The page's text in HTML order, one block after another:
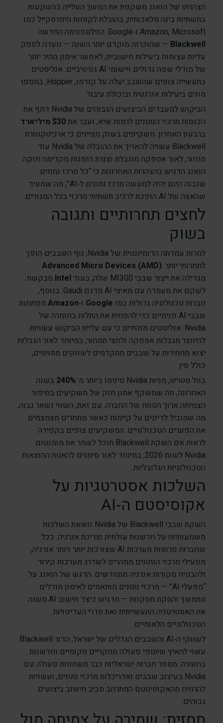
הצהרתו של הואנג משקפת את המשך העלייה בהשקעות
בתשתיות בינה מלאכותית, בהובלת לקוחות היפרסקייל כמו
Amazon, Microsoft ו‑Google. הפלטפורמה החדשה
Blackwell — שהוכרזה מוקדם יותר השנה — נועדה לספק
עליות עצומות ביעילות חישובית, לאפשר אימון מהיר יותר
של מודלי שפה גדולים ויישומי AI גנרטיביים. אנליסטים
בתעשייה צופים שהשבב יעלה על קודמו, Hopper, במספר
מונים ביעילות אנרגטית וביכולת עיבוד.
הביקוש למעבדים הביצועים הגבוהים של Nvidia דחף את
הכנסות מרכזי הנתונים לרמות שיא, ועבר את$30 מיליארד
ברבעון האחרון. משקיפים בשוק מציינים כי ארכיטקטורת
Blackwell עשויה להאריך את ההובלה של Nvidia עוד
מחזור, לאור אספקה מוגבלת וצנרת הזמנות מקדימה חזקה.
הואנג הדגיש בהצהרות האחרונות כי “כל מרכז נתונים
שנבנה היום יהיה למעשה מרכז נתונים ל‑AI”, מה שמעיד
שהאצה של AI הופכת לרכיב תשתיתי מרכזי בכל המגזרים.
לחצים תחרותיים ותגובה
בשוק
למרות עמדתה הדומיננטית של Nvidia, נוף השבבים הופך
לתחרותי יותר. Advanced Micro Devices (AMD)
מגדילה את ייצור שבבי MI300 שלה, בעוד
Intel מבקשת
לשקם את מעמדה עם מאיצי AI מדגם Gaudi. בנוסף,
חברות טכנולוגיה גדולות כמו Google ו‑Amazon מפתחות
שבבי AI פנימיים כדי להפחית את התלות בחומרה של
Nvidia. אנליסטים מזהירים כי עם עליית הביקוש עשויות
להיווצר מגבלות אספקה ולחצי תמחור, במיוחד לאור הגבלות
יצוא מחמירות על שבבים מתקדמים לשווקים מסוימים,
כולל סין.
בוול סטריט, מניות Nvidia טיפסו ביותר מ־
240% בשנה
האחרונה, מה שמשקף אמון חזק של משקיעים בסיפור
הצמיחה ארוך הטווח של החברה. עם זאת, השווי נשאר גבוה,
מה שמוביל לדיונים על קיימות כאשר מתחרים מצמצמים
את הפערים הטכנולוגיים. המשקיעים צופים בקפידה
לראות אם השקת Blackwell תוכל לשמר את מומנטום
Nvidia לשנת 2026, במיוחד לאור סימנים להאטת ההוצאות
הטכנולוגיות הגלובליות.
השלכות אסטרטגיות על
אקוסיסטם ה‑AI
השקת שבבי Blackwell של Nvidia נושאת השלכות
משמעותיות על חדשנות עולמית וצריכת אנרגיה. ככל
שחברות פרוסות מערכות AI שצורכות יותר ויותר אנרגיה,
מפעילי מרכזי הנתונים ממהרים לשדרג מערכות קירור
ולהבטיח מקורות אנרגיה מתחדשים. הדגש של הואנג על
“מפעלי AI” — מרכזי נתונים מותאמים לאימון מודלים
מתמשך והסקת מסקנות — מדגיש כיצד חישוב AI משנה
את האסטרטגיה התעשייתית ואת סדרי העדיפויות
הטכנולוגיים הלאומיים.
לשווקי ה‑AI והשבבים הגדלים של ישראל, הדור Blackwell
עשוי להאיץ שיתופי פעולה מחקריים מקומיים וחדשנות
בחומרה. מספר חברות ישראליות כבר משתפות פעולה עם
Nvidia בעיצוב שבבים ואדריכלות מרכזי נתונים, ועשויות
להרוויח מהאקוסיסטם המתרחב סביב חישוב ביצועים
גבוהים.